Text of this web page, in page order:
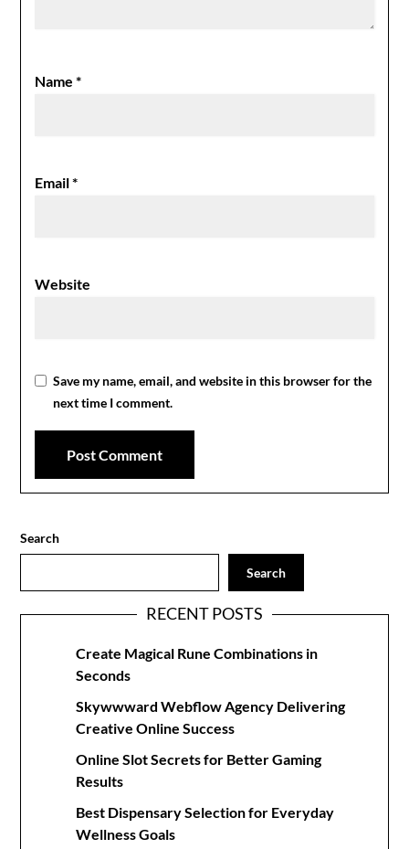
Name*
Email*
Website
Save my name, email, and website in this browser for the
next time I comment.
Search
Search
RECENT POSTS
Create Magical Rune Combinations in
Seconds
Skywwward Webflow Agency Delivering
Creative Online Success
Online Slot Secrets for Better Gaming
Results
Best Dispensary Selection for Everyday
Wellness Goals